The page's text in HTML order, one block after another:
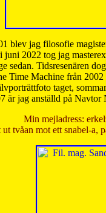
blev jag filosofie
2022 tog jag
sedan. Tidsresenären
Time Machine från
taget,
är jag anställd på
Min mejladress:
tvåan mot ett snabel-a,